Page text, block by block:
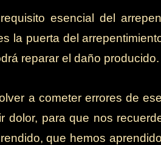
esencial del
la puerta del
reparar el daño producido.
a cometer errores de
dolor, para que nos
que hemos